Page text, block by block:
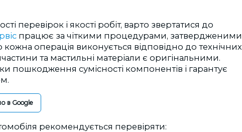
перевірок і якості робіт, варто звертатися до
працює за чіткими процедурами, затвердженими
операція виконується відповідно до технічних
та мастильні матеріали є оригінальними.
пошкодження сумісності компонентів і гарантує
в Google
рекомендується перевіряти: